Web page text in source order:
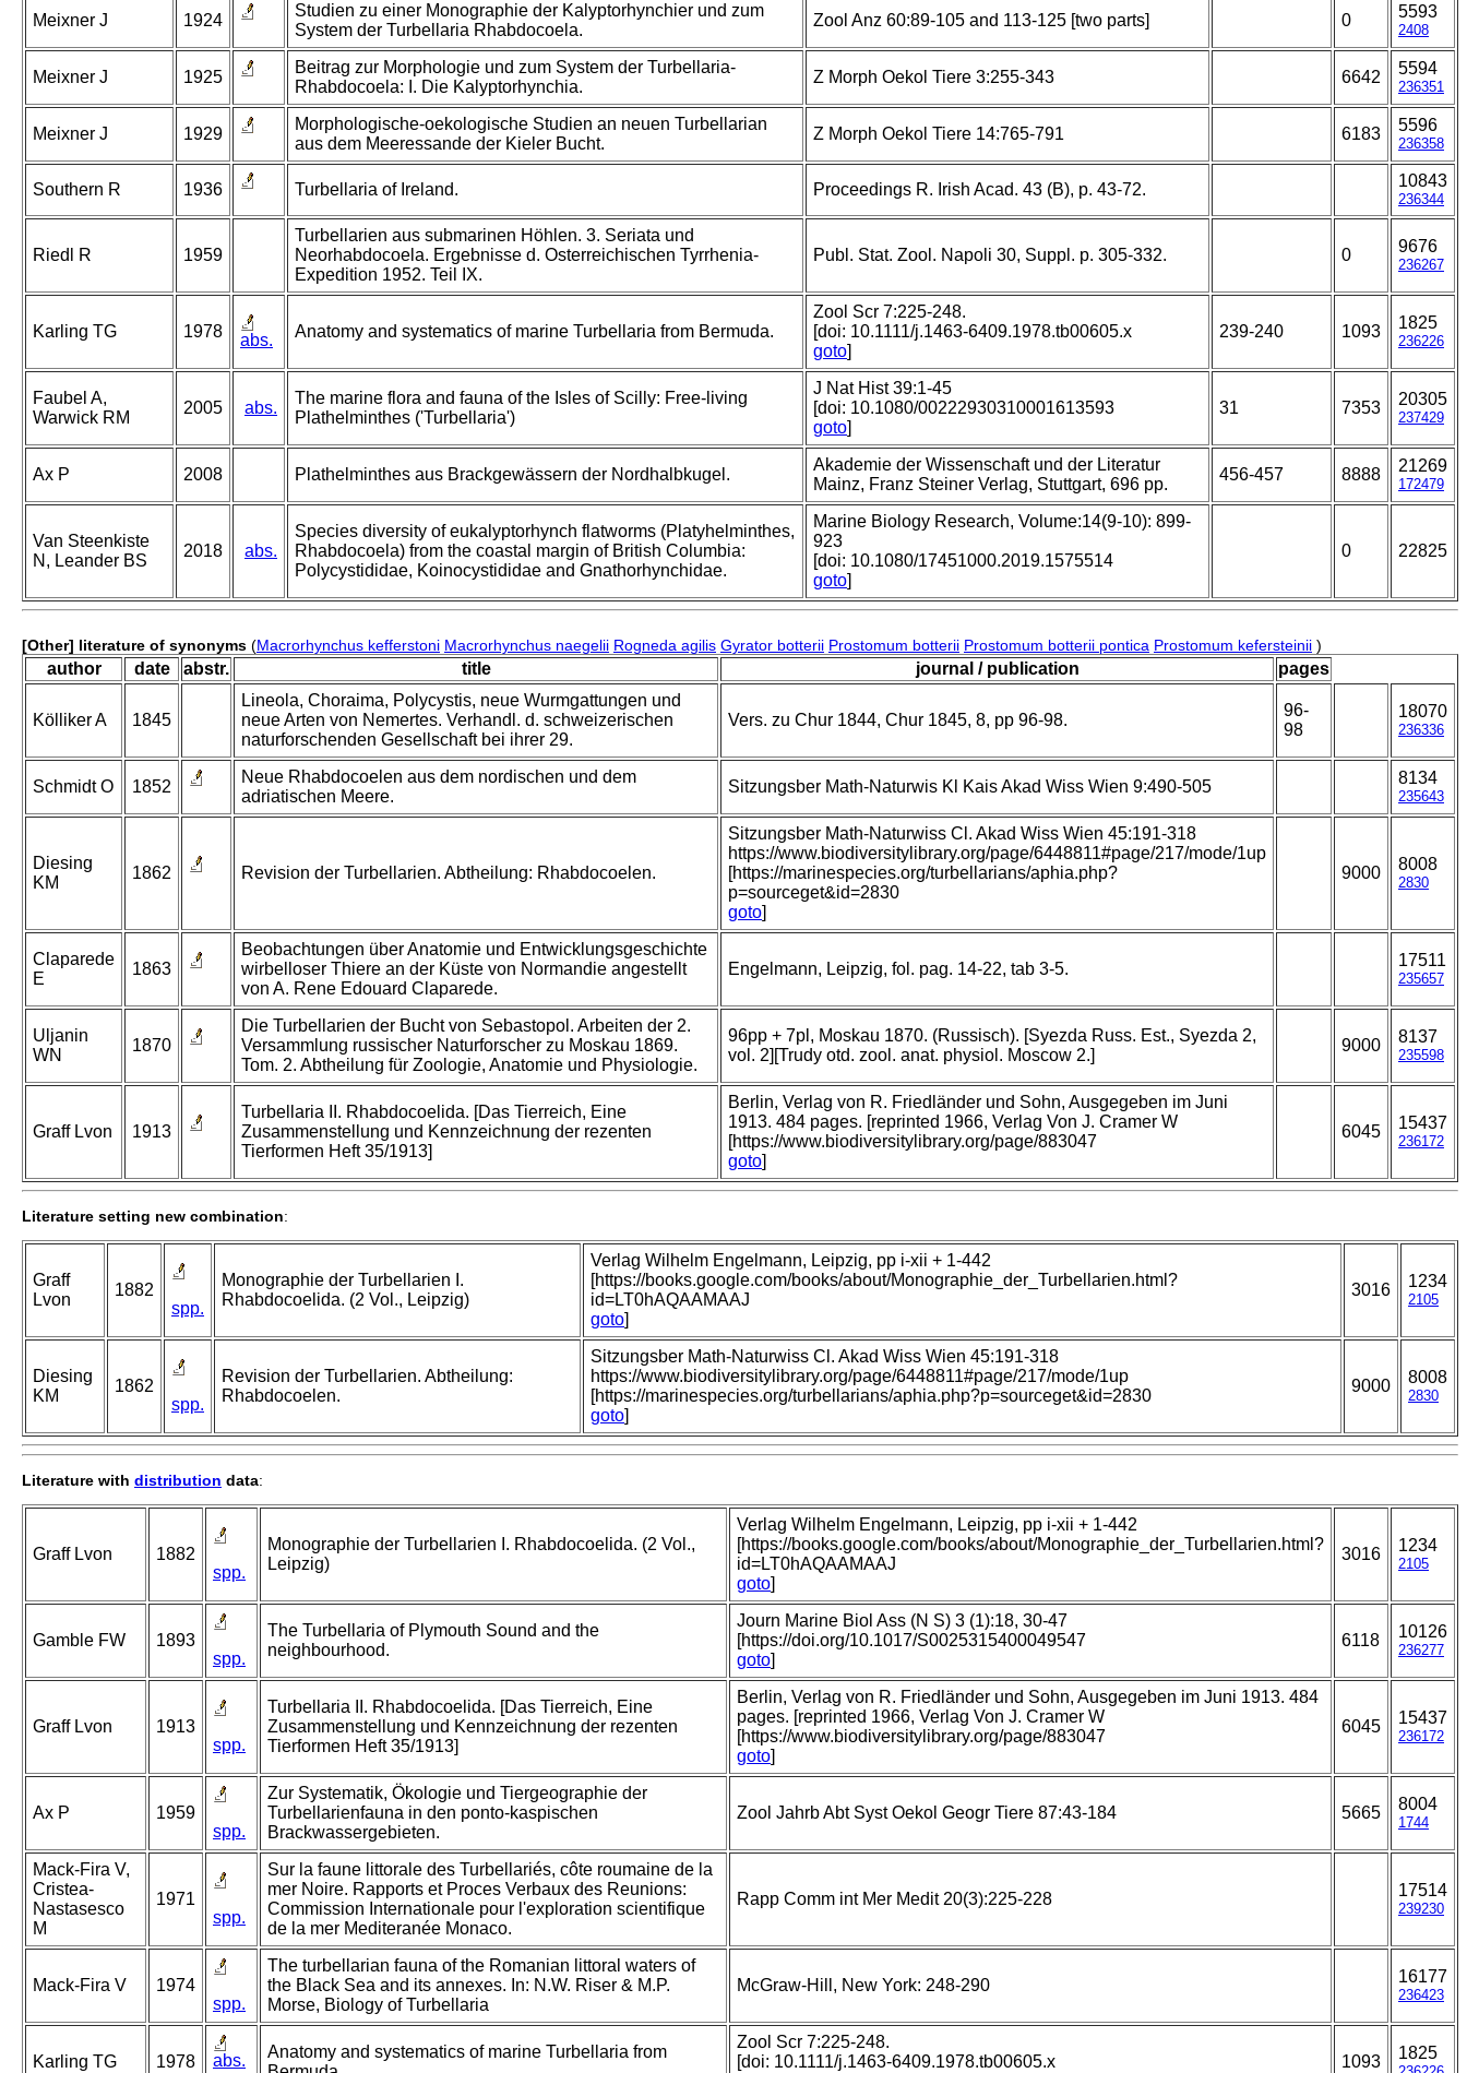
Meixner J 1924
Studien zu einer Monographie der Kalyptorhynchier und zum
System der Turbellaria Rhabdocoela.
Zool Anz 60:89-105 and 113-125 [two parts] 0 5593
2408
Meixner J 1925
Beitrag zur Morphologie und zum System der Turbellaria-
Rhabdocoela: I. Die Kalyptorhynchia.
Z Morph Oekol Tiere 3:255-343 6642 5594
236351
Meixner J 1929
Morphologische-oekologische Studien an neuen Turbellarian
aus dem Meeressande der Kieler Bucht.
Z Morph Oekol Tiere 14:765-791 6183 5596
236358
Southern R 1936 Turbellaria of Ireland. Proceedings R. Irish Acad. 43 (B), p. 43-72. 10843
236344
Riedl R 1959
Turbellarien aus submarinen Höhlen. 3. Seriata und
Neorhabdocoela. Ergebnisse d. Osterreichischen Tyrrhenia-
Expedition 1952. Teil IX.
Publ. Stat. Zool. Napoli 30, Suppl. p. 305-332. 0 9676
236267
Karling TG 1978 abs. Anatomy and systematics of marine Turbellaria from Bermuda.
Zool Scr 7:225-248.
[doi: 10.1111/j.1463-6409.1978.tb00605.x
goto]
239-240 1093 1825
236226
Faubel A,
Warwick RM
2005 abs.
The marine flora and fauna of the Isles of Scilly: Free-living
Plathelminthes ('Turbellaria')
J Nat Hist 39:1-45
[doi: 10.1080/00222930310001613593
goto]
31 7353 20305
237429
Ax P 2008 Plathelminthes aus Brackgewässern der Nordhalbkugel.
Akademie der Wissenschaft und der Literatur
Mainz, Franz Steiner Verlag, Stuttgart, 696 pp.
456-457 8888 21269
172479
Van Steenkiste
N, Leander BS
2018 abs.
Species diversity of eukalyptorhynch flatworms (Platyhelminthes,
Rhabdocoela) from the coastal margin of British Columbia:
Polycystididae, Koinocystididae and Gnathorhynchidae.
Marine Biology Research, Volume:14(9-10): 899-
923
[doi: 10.1080/17451000.2019.1575514
goto]
0 22825
[Other] literature of synonyms (Macrorhynchus kefferstoni Macrorhynchus naegelii Rogneda agilis Gyrator botterii Prostomum botterii Prostomum botterii pontica Prostomum kefersteinii )
author date abstr. title journal / publication pages
Kölliker A 1845
Lineola, Choraima, Polycystis, neue Wurmgattungen und
neue Arten von Nemertes. Verhandl. d. schweizerischen
naturforschenden Gesellschaft bei ihrer 29.
Vers. zu Chur 1844, Chur 1845, 8, pp 96-98.
96-
98
18070
236336
Schmidt O 1852
Neue Rhabdocoelen aus dem nordischen und dem
adriatischen Meere.
Sitzungsber Math-Naturwis Kl Kais Akad Wiss Wien 9:490-505 8134
235643
Diesing
KM
1862 Revision der Turbellarien. Abtheilung: Rhabdocoelen.
Sitzungsber Math-Naturwiss Cl. Akad Wiss Wien 45:191-318
https://www.biodiversitylibrary.org/page/6448811#page/217/mode/1up
[https://marinespecies.org/turbellarians/aphia.php?
p=sourceget&id=2830
goto]
9000 8008
2830
Claparede
E
1863
Beobachtungen über Anatomie und Entwicklungsgeschichte
wirbelloser Thiere an der Küste von Normandie angestellt
von A. Rene Edouard Claparede.
Engelmann, Leipzig, fol. pag. 14-22, tab 3-5. 17511
235657
Uljanin
WN
1870
Die Turbellarien der Bucht von Sebastopol. Arbeiten der 2.
Versammlung russischer Naturforscher zu Moskau 1869.
Tom. 2. Abtheilung für Zoologie, Anatomie und Physiologie.
96pp + 7pl, Moskau 1870. (Russisch). [Syezda Russ. Est., Syezda 2,
vol. 2][Trudy otd. zool. anat. physiol. Moscow 2.]
9000 8137
235598
Graff Lvon 1913
Turbellaria II. Rhabdocoelida. [Das Tierreich, Eine
Zusammenstellung und Kennzeichnung der rezenten
Tierformen Heft 35/1913]
Berlin, Verlag von R. Friedländer und Sohn, Ausgegeben im Juni
1913. 484 pages. [reprinted 1966, Verlag Von J. Cramer W
[https://www.biodiversitylibrary.org/page/883047
goto]
6045 15437
236172
Literature setting new combination:
Graff
Lvon
1882
spp.
Monographie der Turbellarien I.
Rhabdocoelida. (2 Vol., Leipzig)
Verlag Wilhelm Engelmann, Leipzig, pp i-xii + 1-442
[https://books.google.com/books/about/Monographie_der_Turbellarien.html?
id=LT0hAQAAMAAJ
goto]
3016 1234
2105
Diesing
KM
1862
spp.
Revision der Turbellarien. Abtheilung:
Rhabdocoelen.
Sitzungsber Math-Naturwiss Cl. Akad Wiss Wien 45:191-318
https://www.biodiversitylibrary.org/page/6448811#page/217/mode/1up
[https://marinespecies.org/turbellarians/aphia.php?p=sourceget&id=2830
goto]
9000 8008
2830
Literature with distribution data:
Graff Lvon
1882
spp.
Monographie der Turbellarien I. Rhabdocoelida. (2 Vol.,
Leipzig)
Verlag Wilhelm Engelmann, Leipzig, pp i-xii + 1-442
[https://books.google.com/books/about/Monographie_der_Turbellarien.html?
id=LT0hAQAAMAAJ
goto]
3016 1234
2105
Gamble FW
1893
spp.
The Turbellaria of Plymouth Sound and the
neighbourhood.
Journ Marine Biol Ass (N S) 3 (1):18, 30-47
[https://doi.org/10.1017/S0025315400049547
goto]
6118 10126
236277
Graff Lvon
1913
spp.
Turbellaria II. Rhabdocoelida. [Das Tierreich, Eine
Zusammenstellung und Kennzeichnung der rezenten
Tierformen Heft 35/1913]
Berlin, Verlag von R. Friedländer und Sohn, Ausgegeben im Juni 1913. 484
pages. [reprinted 1966, Verlag Von J. Cramer W
[https://www.biodiversitylibrary.org/page/883047
goto]
6045 15437
236172
Ax P
1959
spp.
Zur Systematik, Ökologie und Tiergeographie der
Turbellarienfauna in den ponto-kaspischen
Brackwassergebieten.
Zool Jahrb Abt Syst Oekol Geogr Tiere 87:43-184 5665 8004
1744
Mack-Fira V,
Cristea-
Nastasesco
M
1971
spp.
Sur la faune littorale des Turbellariés, côte roumaine de la
mer Noire. Rapports et Proces Verbaux des Reunions:
Commission Internationale pour l'exploration scientifique
de la mer Mediteranée Monaco.
Rapp Comm int Mer Medit 20(3):225-228 17514
239230
Mack-Fira V
1974
spp.
The turbellarian fauna of the Romanian littoral waters of
the Black Sea and its annexes. In: N.W. Riser & M.P.
Morse, Biology of Turbellaria
McGraw-Hill, New York: 248-290 16177
236423
Karling TG 1978
abs.
Anatomy and systematics of marine Turbellaria from
Zool Scr 7:225-248.
[doi: 10.1111/j.1463-6409.1978.tb00605.x
1093 1825